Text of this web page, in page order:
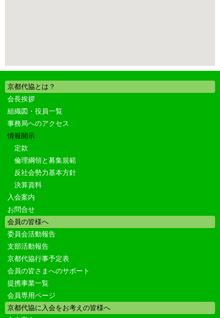
京都代協とは？
会長挨拶
組織図・役員一覧
事務局へのアクセス
情報開示
定款
倫理綱領と募集規範
反社会勢力基本方針
決算資料
入会案内
お問合せ
会員の皆様へ
委員会活動報告
支部活動報告
京都代協行事予定表
会員の皆さまへのサポート
提携事業一覧
会員専用ページ
京都代協に入会をお考えの皆様へ